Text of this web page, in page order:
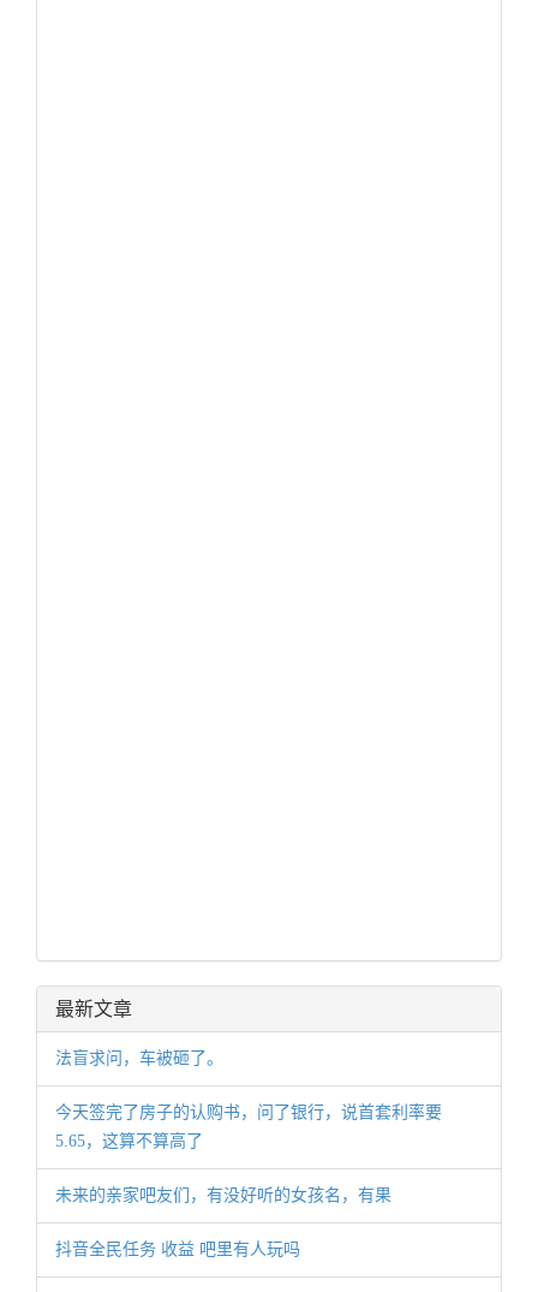
最新文章
法盲求问，车被砸了。
今天签完了房子的认购书，问了银行，说首套利率要
5.65，这算不算高了
未来的亲家吧友们，有没好听的女孩名，有果
抖音全民任务 收益 吧里有人玩吗